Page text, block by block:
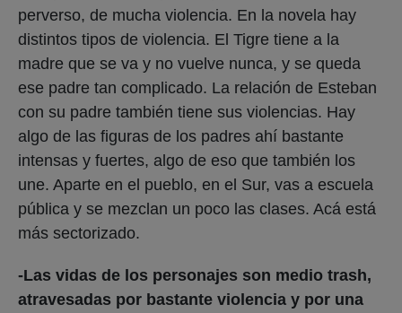
perverso, de mucha violencia. En la novela hay
distintos tipos de violencia. El Tigre tiene a la
madre que se va y no vuelve nunca, y se queda
ese padre tan complicado. La relación de Esteban
con su padre también tiene sus violencias. Hay
algo de las figuras de los padres ahí bastante
intensas y fuertes, algo de eso que también los
une. Aparte en el pueblo, en el Sur, vas a escuela
pública y se mezclan un poco las clases. Acá está
más sectorizado.
-Las vidas de los personajes son medio trash,
atravesadas por bastante violencia y por una